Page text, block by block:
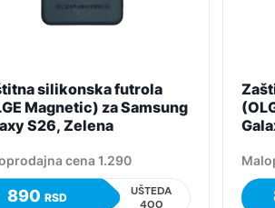
silikonska futrola
Magnetic) za Samsung
S26, Zelena
cena 1.290
890 RSD
UŠTEDA
400